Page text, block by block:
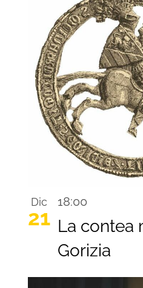
Dic
21
18:00
La contea
Gorizia